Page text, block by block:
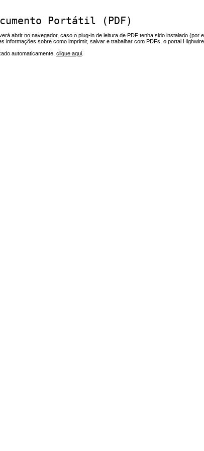
Portátil (PDF)
abrir no navegador, caso o plug-in de leitura de PDF tenha sido instalado (por
informações sobre como imprimir, salvar e trabalhar com PDFs, o portal
automaticamente, clique aqui.